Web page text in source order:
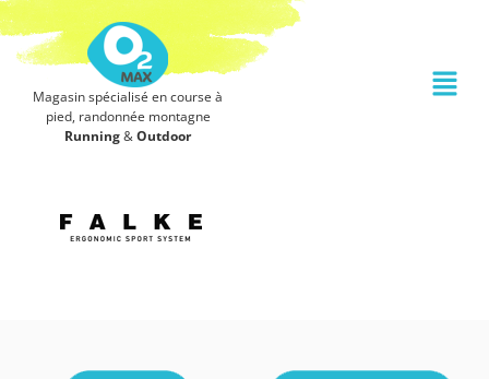
Magasin spécialisé en course à
pied, randonnée montagne
Running&Outdoor